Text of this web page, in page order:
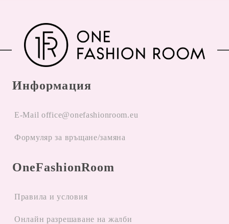
Информация
E-Mail office@onefashionroom.eu
Формуляр за връщане/замяна
OneFashionRoom
Правила и условия
Oнлайн разрешаване на жалби